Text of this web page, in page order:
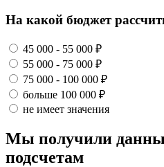
На какой бюджет
45 000 - 55 000 ₽
55 000 - 75 000 ₽
75 000 - 100 000 ₽
больше 100 000 ₽
не имеет значения
Мы получили
подсчетам